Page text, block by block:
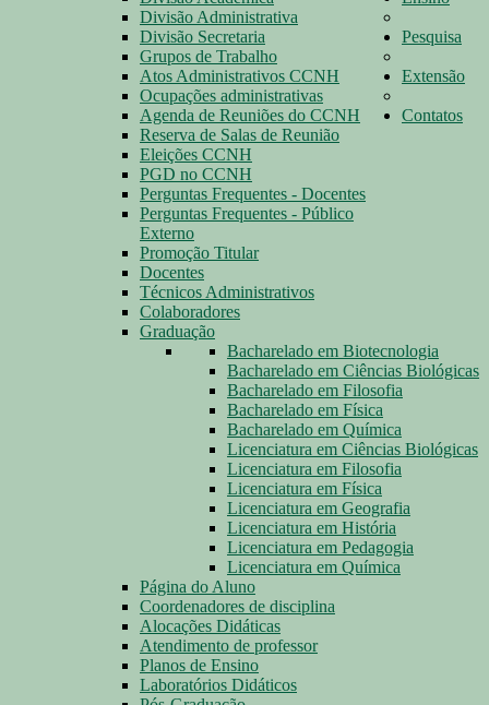
Divisão Administrativa
Divisão Secretaria
Grupos de Trabalho
Atos Administrativos CCNH
Ocupações administrativas
Agenda de Reuniões do CCNH
Reserva de Salas de Reunião
Eleições CCNH
PGD no CCNH
Perguntas Frequentes - Docentes
Perguntas Frequentes - Público
Externo
Promoção Titular
Docentes
Técnicos Administrativos
Colaboradores
Graduação
Bacharelado em Biotecnologia
Bacharelado em Ciências Biológicas
Bacharelado em Filosofia
Bacharelado em Física
Bacharelado em Química
Licenciatura em Ciências Biológicas
Licenciatura em Filosofia
Licenciatura em Física
Licenciatura em Geografia
Licenciatura em História
Licenciatura em Pedagogia
Licenciatura em Química
Página do Aluno
Coordenadores de disciplina
Alocações Didáticas
Atendimento de professor
Planos de Ensino
Laboratórios Didáticos
Pesquisa
Extensão
Contatos